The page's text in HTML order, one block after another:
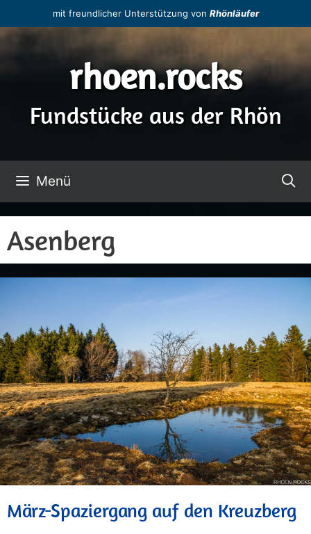
Inhalt
mit freundlicher Unterstützung von Rhönläufer
rhoen.rocks
Fundstücke aus der Rhön
Menü
Asenberg
März-Spaziergang auf den Kreuzberg